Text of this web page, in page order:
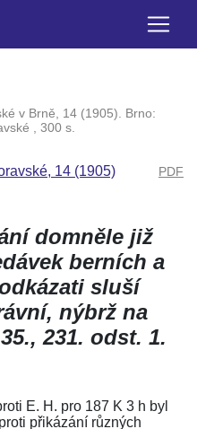
v Brně, 14 (1905). Brno:
, 300 s.
14 (1905) PDF
domněle již
berních a
sluší
nýbrž na
, 231. odst. 1.
E. H. pro 187 K 3 h byl
přikázání různých